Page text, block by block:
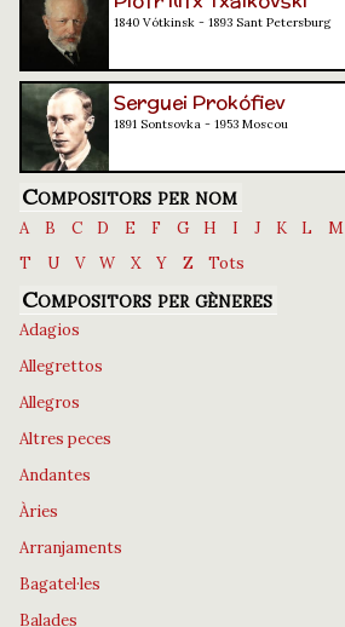
1840 Vótkinsk - 1893 Sant Petersburg
Serguei Prokófiev
1891 Sontsovka - 1953 Moscou
Compositors per nom
A B C D E F G H I J K L M
T
U V W X Y Z Tots
Compositors per gèneres
Adagios
Allegrettos
Allegros
Altres peces
Andantes
Àries
Arranjaments
Bagatel·les
Balades